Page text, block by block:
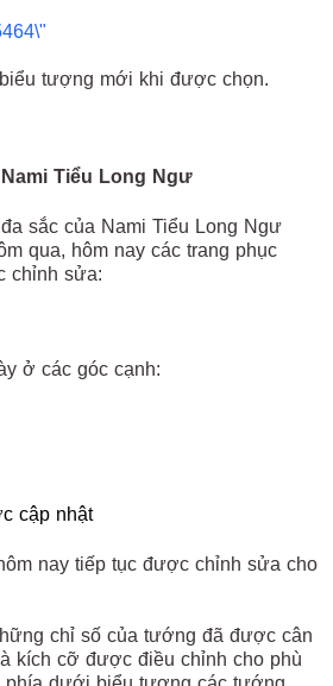
tượng mới khi được chọn.
Nami Tiểu Long Ngư
sắc của Nami Tiểu Long Ngư
qua, hôm nay các trang phục
chỉnh sửa:
ở các góc cạnh:
cập nhật
nay tiếp tục được chỉnh sửa cho
chỉ số của tướng đã được cân
kích cỡ được điều chỉnh cho phù